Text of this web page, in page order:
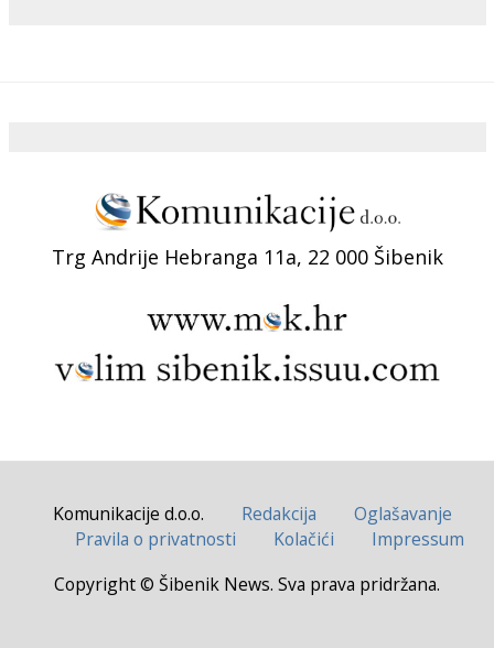
Trg Andrije Hebranga 11a, 22 000 Šibenik
Komunikacije d.o.o. Redakcija
Oglašavanje
Pravila o privatnosti
Kolačići
Impressum
Copyright © Šibenik News. Sva prava pridržana.